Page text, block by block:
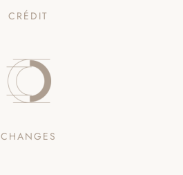
CRÉDIT
CHANGES